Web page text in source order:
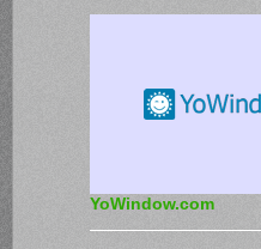
YoWindow.com